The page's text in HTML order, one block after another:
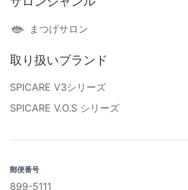
まつげサロン
取り扱いブランド
SPICARE V3シリーズ
SPICARE V.O.S シリーズ
郵便番号
899-5111